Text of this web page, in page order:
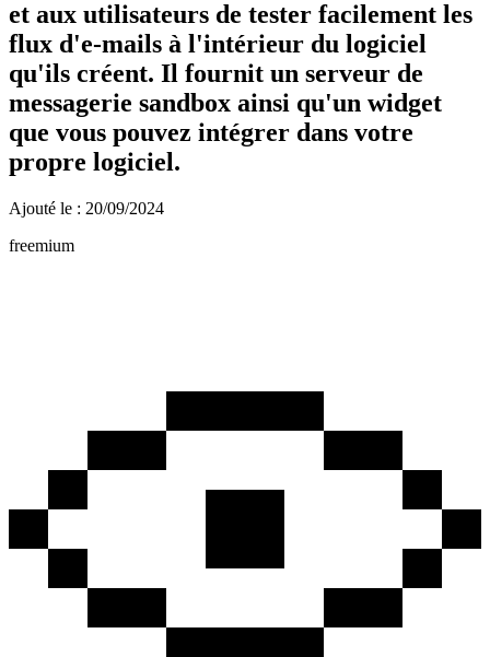
et aux utilisateurs de tester facilement les
flux d'e-mails à l'intérieur du logiciel
qu'ils créent. Il fournit un serveur de
messagerie sandbox ainsi qu'un widget
que vous pouvez intégrer dans votre
propre logiciel.
Ajouté le : 20/09/2024
freemium